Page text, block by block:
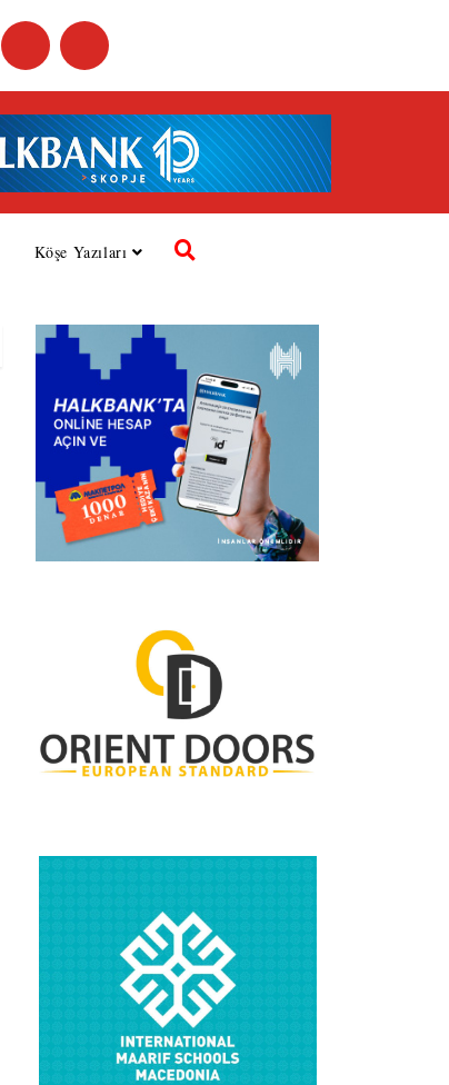
Köşe Yazıları